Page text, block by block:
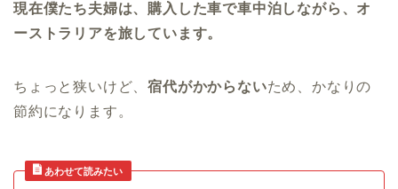
現在僕たち夫婦は、購入した車で車中泊しながら、オ
ーストラリアを旅しています。
ちょっと狭いけど、宿代がかからないため、かなりの
節約になります。